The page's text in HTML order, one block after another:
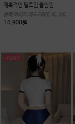
매혹적인 밑트임 올인원
블랙,화이트,레드 FREE,XL,3XL
14,900원